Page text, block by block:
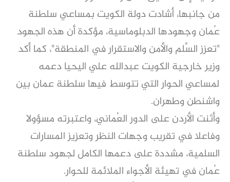
من جانبها، أشادت دولة الكويت بمساعي سلطنة
عُمان وجهودها الدبلوماسية، مؤكدة أن هذه الجهود
"تعزز السِّلم والأمن والاستقرار في المنطقة"، كما أكد
وزير خارجية الكويت عبدالله علي اليحيا دعمه
لمساعي الحوار التي تتوسط فيها سلطنة عمان بين
واشنطن وطهران.
وأثنت الأردن على الدور العُماني، واعتبرته مسؤولا
وفاعلا في تقريب وجهات النظر وتعزيز المسارات
السلمية، مشددة على دعمها الكامل لجهود سلطنة
عُمان في تهيئة الأجواء الملائمة للحوار.